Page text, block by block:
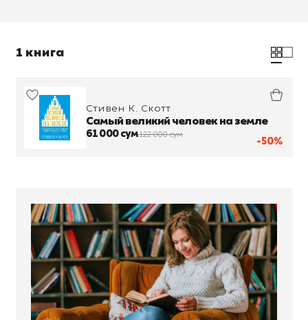
1 книга
-50%
Стивен К. Скотт
Самый великий человек на земле
61 000 сум122 000 сум